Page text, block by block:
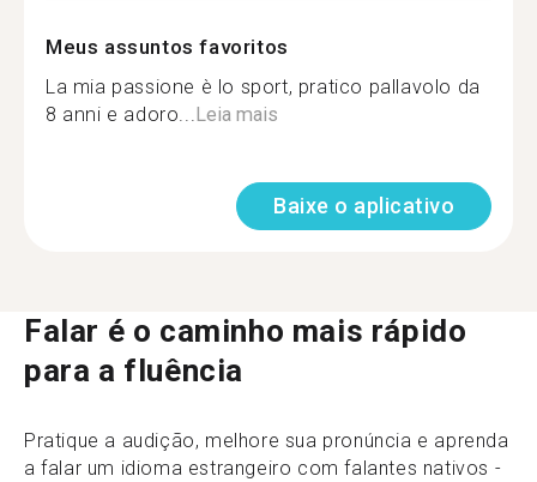
Meus assuntos favoritos
La mia passione è lo sport, pratico pallavolo da
8 anni e adoro... Leia mais
Baixe o aplicativo
Falar é o caminho mais rápido
para a fluência
Pratique a audição, melhore sua pronúncia e aprenda
a falar um idioma estrangeiro com falantes nativos -